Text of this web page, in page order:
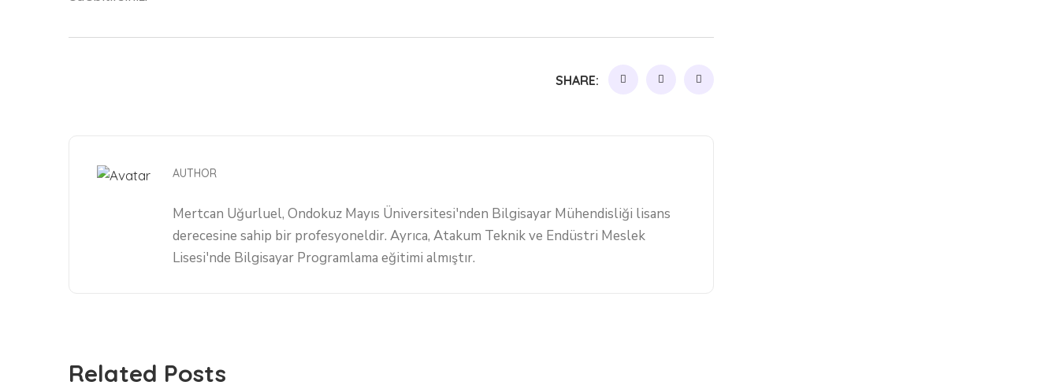
SHARE:
AUTHOR
​Mertcan Uğurluel, Ondokuz Mayıs Üniversitesi'nden Bilgisayar Mühendisliği lisans
derecesine sahip bir profesyoneldir. Ayrıca, Atakum Teknik ve Endüstri Meslek
Lisesi'nde Bilgisayar Programlama eğitimi almıştır.
Related Posts